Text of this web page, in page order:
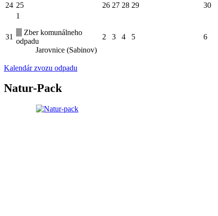
24 25 26 27 28 29 30
31
1
Zber komunálneho
odpadu
Jarovnice (Sabinov)
2 3 4 5 6
Kalendár zvozu odpadu
Natur-Pack